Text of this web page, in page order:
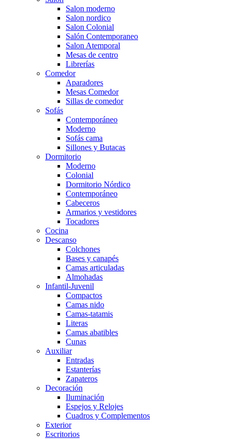
Salon moderno
Salon nordico
Salon Colonial
Salón Contemporaneo
Salon Atemporal
Mesas de centro
Librerías
Comedor
Aparadores
Mesas Comedor
Sillas de comedor
Sofás
Contemporáneo
Moderno
Sofás cama
Sillones y Butacas
Dormitorio
Moderno
Colonial
Dormitorio Nórdico
Contemporáneo
Cabeceros
Armarios y vestidores
Tocadores
Cocina
Descanso
Colchones
Bases y canapés
Camas articuladas
Almohadas
Infantil-Juvenil
Compactos
Camas nido
Camas-tatamis
Literas
Camas abatibles
Cunas
Auxiliar
Entradas
Estanterías
Zapateros
Decoración
Iluminación
Espejos y Relojes
Cuadros y Complementos
Exterior
Escritorios